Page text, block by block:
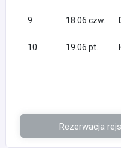
9 18.06 czw.
10 19.06 pt.
Rezerwacja